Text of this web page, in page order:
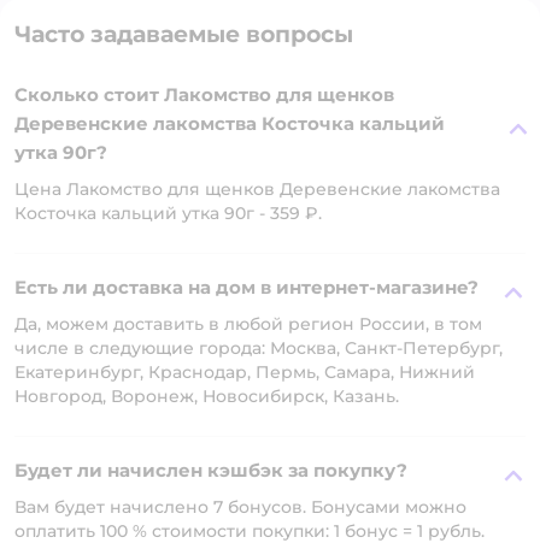
Часто задаваемые вопросы
Сколько стоит Лакомство для щенков
Деревенские лакомства Косточка кальций
утка 90г?
Цена Лакомство для щенков Деревенские лакомства
Косточка кальций утка 90г - 359 ₽.
Есть ли доставка на дом в интернет-магазине?
Да, можем доставить в любой регион России, в том
числе в следующие города: Москва, Санкт-Петербург,
Екатеринбург, Краснодар, Пермь, Самара, Нижний
Новгород, Воронеж, Новосибирск, Казань.
Будет ли начислен кэшбэк за покупку?
Вам будет начислено 7 бонусов. Бонусами можно
оплатить 100 % стоимости покупки: 1 бонус = 1 рубль.